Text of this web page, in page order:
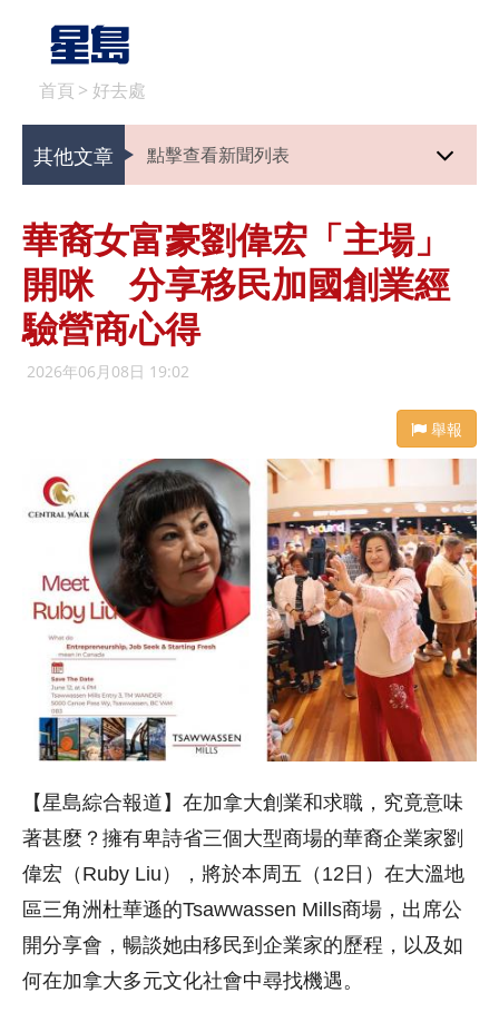
首頁 > 好去處
其他文章 點擊查看新聞列表
華裔女富豪劉偉宏「主場」
開咪 分享移民加國創業經
驗營商心得
2026年06月08日 19:02
舉報
【星島綜合報道】在加拿大創業和求職，究竟意味
著甚麼？擁有卑詩省三個大型商場的華裔企業家劉
偉宏（Ruby Liu），將於本周五（12日）在大溫地
區三角洲杜華遜的Tsawwassen Mills商場，出席公
開分享會，暢談她由移民到企業家的歷程，以及如
何在加拿大多元文化社會中尋找機遇。